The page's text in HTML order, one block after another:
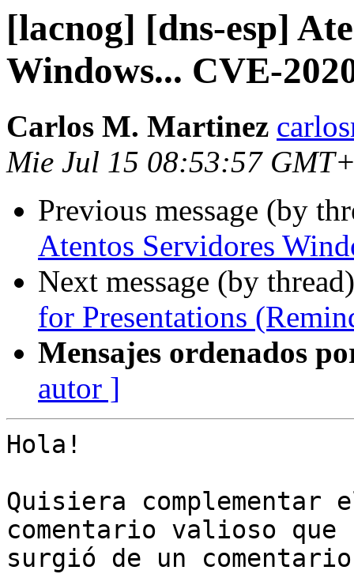
[lacnog] [dns-esp]
Windows... CVE-
Carlos M. Martinez
Mie Jul 15 08:53:57
Previous message (by
Atentos Servidores
Next message (by
for Presentations
Mensajes ordenados
autor ]
Hola!
Quisiera complementar
comentario valioso que
surgió de un